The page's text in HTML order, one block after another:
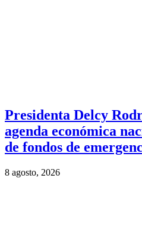
Presidenta Delcy
agenda económica
de fondos de
8 agosto, 2026